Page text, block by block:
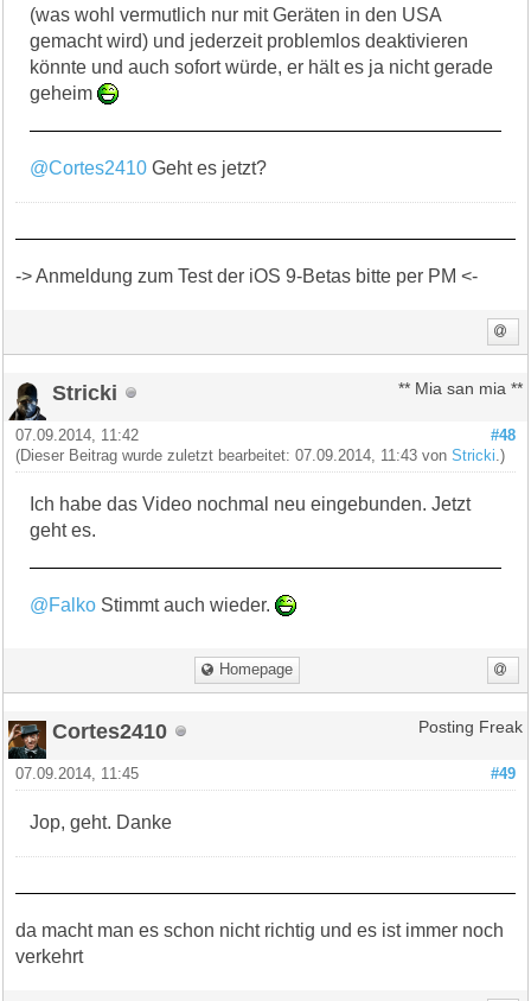
(was wohl vermutlich nur mit Geräten in den USA
gemacht wird) und jederzeit problemlos deaktivieren
könnte und auch sofort würde, er hält es ja nicht gerade
geheim
@Cortes2410 Geht es jetzt?
-> Anmeldung zum Test der iOS 9-Betas bitte per PM <-
Stricki ** Mia san mia **
#48
07.09.2014, 11:42
(Dieser Beitrag wurde zuletzt bearbeitet: 07.09.2014, 11:43 vonStricki .)
Ich habe das Video nochmal neu eingebunden. Jetzt
geht es.
@Falko Stimmt auch wieder.
Homepage
Cortes2410 Posting Freak
#49
07.09.2014, 11:45
Jop, geht. Danke
da macht man es schon nicht richtig und es ist immer noch
verkehrt